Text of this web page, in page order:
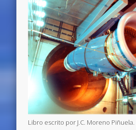
Libro escrito por J.C. Moreno Piñuela.